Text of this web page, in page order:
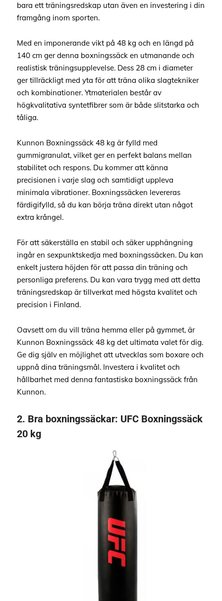
bara ett träningsredskap utan även en investering i din
framgång inom sporten.
Med en imponerande vikt på 48 kg och en längd på
140 cm ger denna boxningssäck en utmanande och
realistisk träningsupplevelse. Dess 28 cm i diameter
ger tillräckligt med yta för att träna olika slagtekniker
och kombinationer. Ytmaterialen består av
högkvalitativa syntetfibrer som är både slitstarka och
tåliga.
Kunnon Boxningssäck 48 kg är fylld med
gummigranulat, vilket ger en perfekt balans mellan
stabilitet och respons. Du kommer att känna
precisionen i varje slag och samtidigt uppleva
minimala vibrationer. Boxningssäcken levereras
färdigifylld, så du kan börja träna direkt utan något
extra krångel.
För att säkerställa en stabil och säker upphängning
ingår en sexpunktskedja med boxningssäcken. Du kan
enkelt justera höjden för att passa din träning och
personliga preferens. Du kan vara trygg med att detta
träningsredskap är tillverkat med högsta kvalitet och
precision i Finland.
Oavsett om du vill träna hemma eller på gymmet, är
Kunnon Boxningssäck 48 kg det ultimata valet för dig.
Ge dig själv en möjlighet att utvecklas som boxare och
uppnå dina träningsmål. Investera i kvalitet och
hållbarhet med denna fantastiska boxningssäck från
Kunnon.
2. Bra boxningssäckar: UFC Boxningssäck
20 kg